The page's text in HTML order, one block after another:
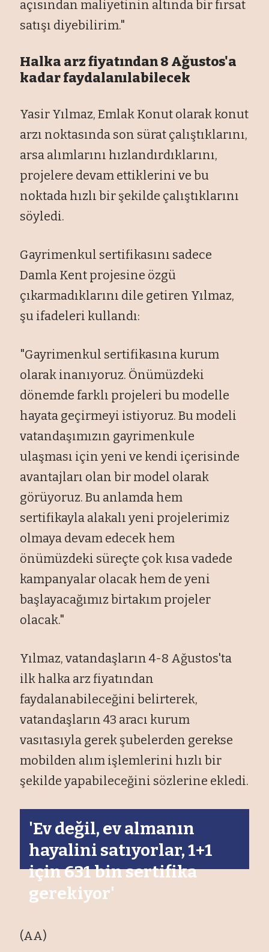
açısından maliyetinin altında bir fırsat
satışı diyebilirim."
Halka arz fiyatından 8 Ağustos'a
kadar faydalanılabilecek
Yasir Yılmaz, Emlak Konut olarak konut
arzı noktasında son sürat çalıştıklarını,
arsa alımlarını hızlandırdıklarını,
projelere devam ettiklerini ve bu
noktada hızlı bir şekilde çalıştıklarını
söyledi.
Gayrimenkul sertifikasını sadece
Damla Kent projesine özgü
çıkarmadıklarını dile getiren Yılmaz,
şu ifadeleri kullandı:
"Gayrimenkul sertifikasına kurum
olarak inanıyoruz. Önümüzdeki
dönemde farklı projeleri bu modelle
hayata geçirmeyi istiyoruz. Bu modeli
vatandaşımızın gayrimenkule
ulaşması için yeni ve kendi içerisinde
avantajları olan bir model olarak
görüyoruz. Bu anlamda hem
sertifikayla alakalı yeni projelerimiz
olmaya devam edecek hem
önümüzdeki süreçte çok kısa vadede
kampanyalar olacak hem de yeni
başlayacağımız birtakım projeler
olacak."
Yılmaz, vatandaşların 4-8 Ağustos'ta
ilk halka arz fiyatından
faydalanabileceğini belirterek,
vatandaşların 43 aracı kurum
vasıtasıyla gerek şubelerden gerekse
mobilden alım işlemlerini hızlı bir
şekilde yapabileceğini sözlerine ekledi.
'Ev değil, ev almanın
hayalini satıyorlar, 1+1
için 631 bin sertifika
gerekiyor'
(AA)